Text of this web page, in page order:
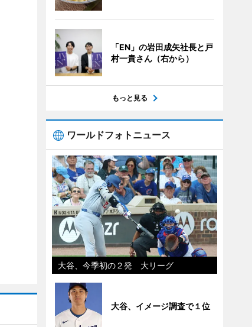
「EN」の岩田成矢社長と戸
村一貴さん（右から）
もっと見る
ワールドフォトニュース
大谷、今季初の２発 大リーグ
大谷、イメージ調査で１位